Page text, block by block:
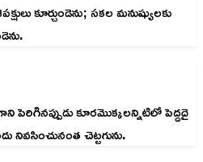
కూర్చుండెను; సకల మనుష్యులకు
పెరిగినప్పుడు కూరమొక్కలన్నిటిలో పెద్దదై
నివసించునంత చెట్టగును.